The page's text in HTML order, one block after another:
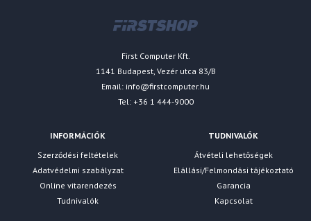
First Computer Kft.
1141 Budapest, Vezér utca 83/B
Email: info@firstcomputer.hu
Tel: +36 1 444-9000
INFORMÁCIÓK
Szerződési feltételek
Adatvédelmi szabályzat
Online vitarendezés
Tudnivalók
TUDNIVALÓK
Átvételi lehetőségek
Elállási/Felmondási tájékoztató
Garancia
Kapcsolat